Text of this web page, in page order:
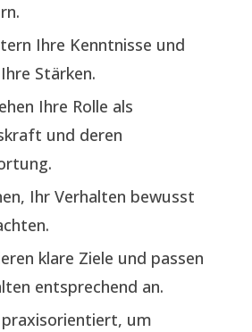
Ihre Kenntnisse und
Stärken.
Ihre Rolle als
und deren
Ihr Verhalten bewusst
klare Ziele und passen
entsprechend an.
praxisorientiert, um